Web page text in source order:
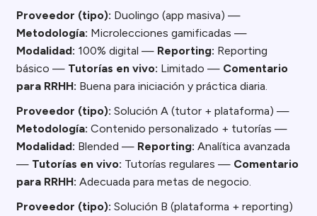
Proveedor (tipo): Duolingo (app masiva) —
Metodología: Microlecciones gamificadas —
Modalidad: 100% digital — Reporting: Reporting
básico — Tutorías en vivo: Limitado — Comentario
para RRHH: Buena para iniciación y práctica diaria.
Proveedor (tipo): Solución A (tutor + plataforma) —
Metodología: Contenido personalizado + tutorías —
Modalidad: Blended — Reporting: Analítica avanzada
— Tutorías en vivo: Tutorías regulares — Comentario
para RRHH: Adecuada para metas de negocio.
Proveedor (tipo): Solución B (plataforma + reporting)